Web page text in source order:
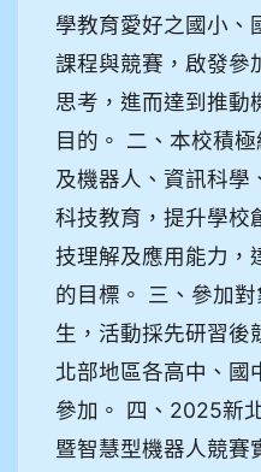
學教育愛好之國小、
課程與競賽，啟發參
思考，進而達到推動
目的。 二、本校積
及機器人、資訊科學
科技教育，提升學校
技理解及應用能力，
的目標。 三、參加
生，活動採先研習後
北部地區各高中、國
參加。 四、2025新
暨智慧型機器人競賽